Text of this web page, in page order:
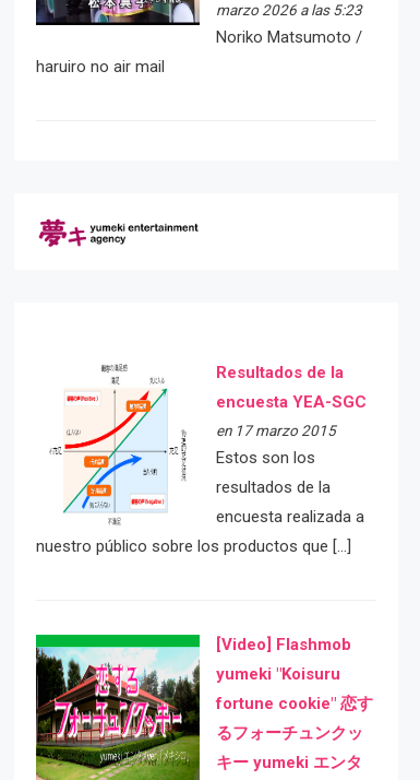
marzo 2026 a las 5:23
Noriko Matsumoto /
haruiro no air mail
Resultados de la
encuesta YEA-SGC
en 17 marzo 2015
Estos son los
resultados de la
encuesta realizada a
nuestro público sobre los productos que […]
[Video] Flashmob
yumeki "Koisuru
fortune cookie" 恋す
るフォーチュンクッ
キー yumeki エンタ